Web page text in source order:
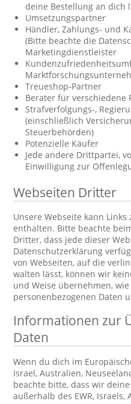
deine Bestellung an dich
Umsetzungspartner
Händler, Zahlungs- und
(Bitte beachte die
Marketingdienstleister
Treueshop-Partner
Berater für verschiedene
Strafverfolgungs-,
(einschließlich
Steuerbehörden)
Potenzielle Käufer
Jede andere Drittpartei,
Einwilligung zur
Webseiten Dritter
Unsere Webseite kann
enthalten. Bitte beachte
Dritter, dass jede dieser
Datenschutzerklärung
von Webseiten, auf die
walten lässt, können wir
und Weise übernehmen,
personenbezogenen Daten
Informationen zur
Daten
Wenn du dich im
Israel, Australien,
beachte bitte, dass wir
außerhalb des EWR,